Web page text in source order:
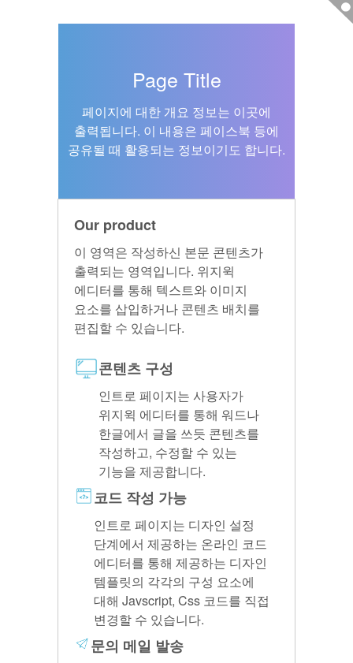
Page Title
페이지에 대한 개요 정보는 이곳에
출력됩니다. 이 내용은 페이스북 등에
공유될 때 활용되는 정보이기도 합니다.
Our product
이 영역은 작성하신 본문 콘텐츠가
출력되는 영역입니다. 위지윅
에디터를 통해 텍스트와 이미지
요소를 삽입하거나 콘텐츠 배치를
편집할 수 있습니다.
콘텐츠 구성
인트로 페이지는 사용자가
위지윅 에디터를 통해 워드나
한글에서 글을 쓰듯 콘텐츠를
작성하고, 수정할 수 있는
기능을 제공합니다.
코드 작성 가능
인트로 페이지는 디자인 설정
단계에서 제공하는 온라인 코드
에디터를 통해 제공하는 디자인
템플릿의 각각의 구성 요소에
대해 Javscript, Css 코드를 직접
변경할 수 있습니다.
문의 메일 발송